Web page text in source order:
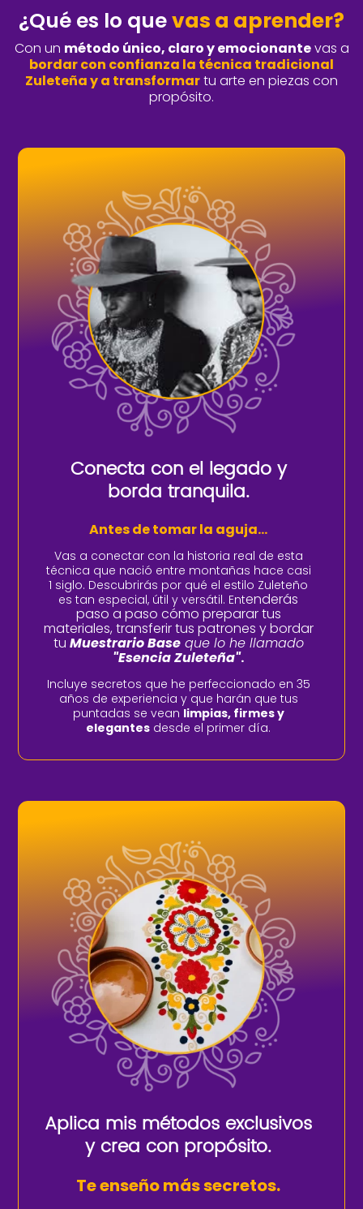
¿Qué es lo quevas a aprender?
Con un método único, claro y emocionantevas a
bordar con confianza la técnica tradicional
Zuleteña y a transformartu arte en piezas con
propósito.
Conecta con el legado y
borda tranquila.
Antes de tomar la aguja...
Vas a conectar con la historia real de esta
técnica que nació entre montañas hace casi
1 siglo. Descubrirás por qué el estilo Zuleteño
es tan especial, útil y versátil. Entenderás
paso a paso cómo preparar tus
materiales, transferir tus patrones y bordar
tu Muestrario Baseque lo he llamado
"Esencia Zuleteña".
Incluye secretos que he perfeccionado en 35
años de experiencia y que harán que tus
puntadas se vean limpias, firmes y
elegantes desde el primer día.
Aplica mis métodos exclusivos
y crea con propósito.
Te enseño más secretos.